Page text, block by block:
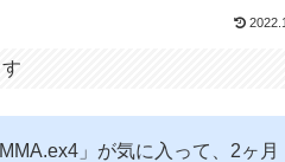
」が気に入って、2ヶ月